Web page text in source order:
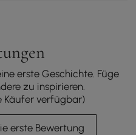
erste Geschichte. Füge
zu inspirieren.
Käufer verfügbar)
erste Bewertung